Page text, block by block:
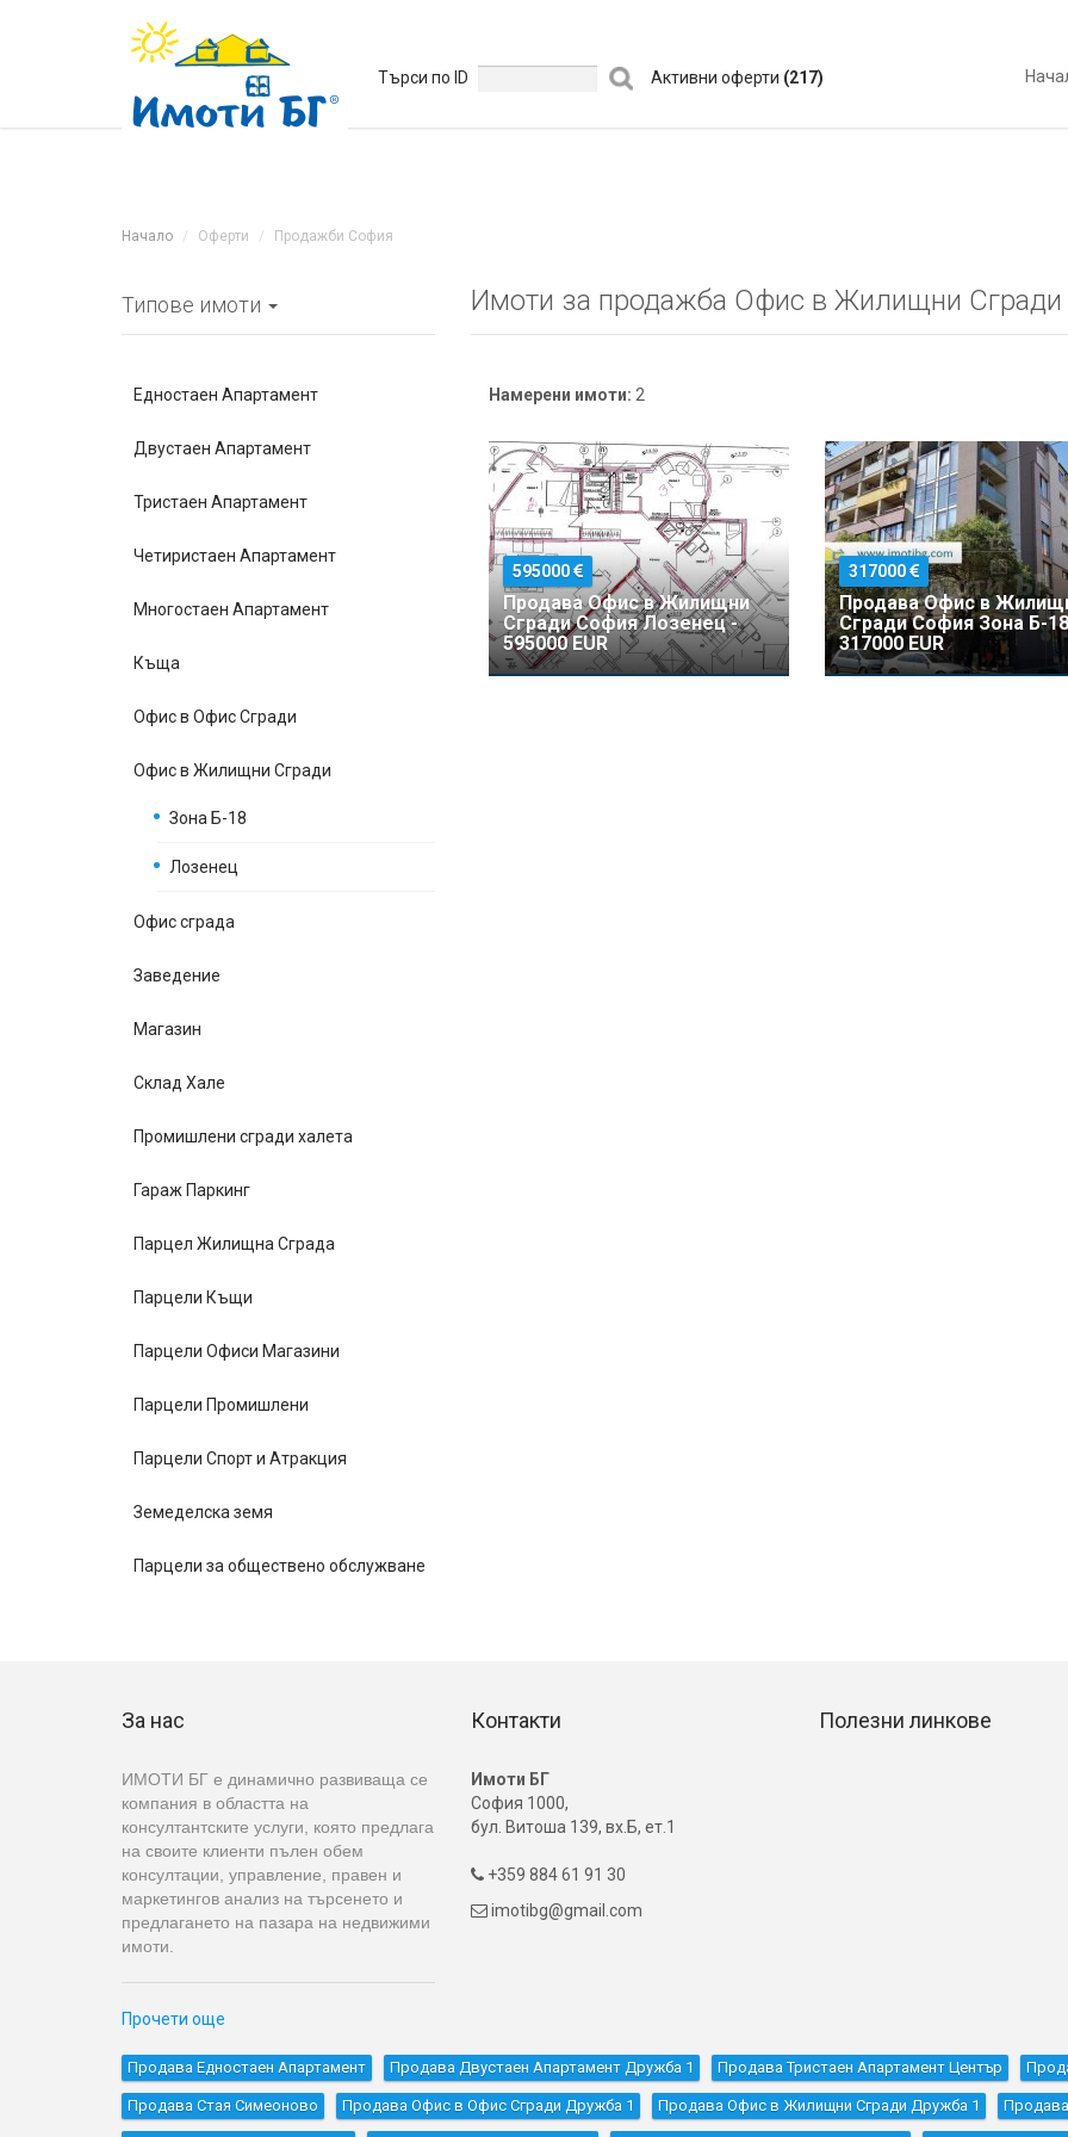
Търси по ID Активни оферти (217)
Начало Оферти Продажби София
Типове имоти
Едностаен Апартамент
Двустаен Апартамент
Тристаен Апартамент
Четиристаен Апартамент
Многостаен Апартамент
Къщa
Офис в Офис Сгради
Офис в Жилищни Сгради
Зона Б-18
Лозенец
Офис сграда
Заведение
Магазин
Склад Хале
Промишлени сгради халета
Гараж Паркинг
Парцел Жилищна Сграда
Парцели Къщи
Парцели Офиси Магазини
Парцели Промишлени
Парцели Спорт и Атракция
Земеделска земя
Парцели за обществено обслужване
Имоти за продажба Офис в Жилищни
Намерени имоти: 2
595000
Продава Офис в Жилищни
Сгради София Лозенец -
595000 EUR
317000
Продава Офис в
Сгради София Зона Б-18
317000 EUR
За нас
ИМОТИ БГ е динамично развиваща се
компания в областта на
консултантските услуги, която предлага
на своите клиенти пълен обем
консултации, управление, правен и
маркетингов анализ на търсенето и
предлагането на пазара на недвижими
имоти.
Прочети още
Контакти
Имоти БГ
София 1000,
бул. Витоша 139, вх.Б, ет.1
+359 884 61 91 30
 imotibg@gmail.com
Полезни линкове
Продава Едностаен Апартамент Продава Двустаен Апартамент Дружба 1 Продава Тристаен Апартамент Център
Продава Стая Симеоново Продава Офис в Офис Сгради Дружба 1 Продава Офис в Жилищни Сгради Дружба 1